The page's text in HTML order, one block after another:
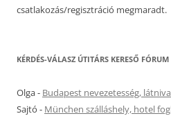
csatlakozás/regisztráció megmaradt.
KÉRDÉS-VÁLASZ ÚTITÁRS KERESŐ FÓRUM
Olga- Budapest nevezetesség,
Sajtó - München szálláshely, hotel